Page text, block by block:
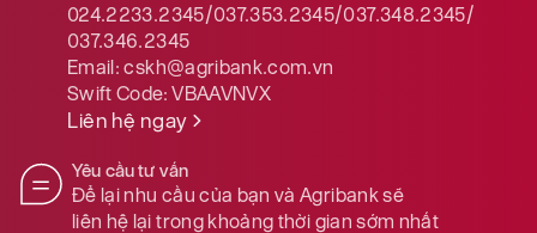
024.2233.2345/037.353.2345/037.348.2345/
037.346.2345
Email:cskh@agribank.com.vn
Swift Code:VBAAVNVX
Liên hệ ngay
Yêu cầu tư vấn
Để lại nhu cầu của bạn và Agribank sẽ
liên hệ lại trong khoảng thời gian sớm nhất